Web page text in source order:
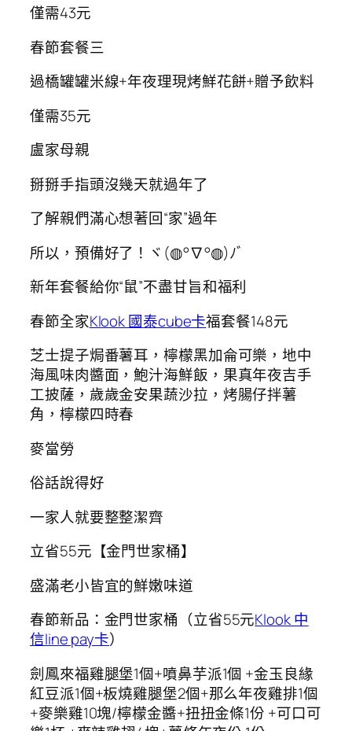
僅需43元
春節套餐三
過橋罐罐米線+年夜理現烤鮮花餅+贈予飲料
僅需35元
盧家母親
掰掰手指頭沒幾天就過年了
了解親們滿心想著回“家”過年
所以，預備好了！ヾ(◍°∇°◍)ﾉﾞ
新年套餐給你“鼠”不盡甘旨和福利
春節全家Klook 國泰cube卡福套餐148元
芝士提子焗番薯耳，檸檬黑加侖可樂，地中
海風味肉醬面，鮑汁海鮮飯，果真年夜吉手
工披薩，歲歲金安果蔬沙拉，烤腸仔拌薯
角，檸檬四時春
麥當勞
俗話說得好
一家人就要整整潔齊
立省55元【金門世家桶】
盛滿老小皆宜的鮮嫩味道
春節新品：金門世家桶（立省55元Klook 中
信line pay卡）
劍鳳來福雞腿堡1個+噴鼻芋派1個 +金玉良緣
紅豆派1個+板燒雞腿堡2個+那么年夜雞排1個
+麥樂雞10塊/檸檬金醬+扭扭金條1份 +可口可